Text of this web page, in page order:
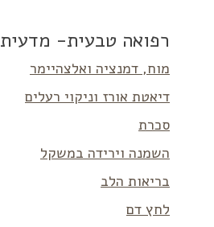
רפואה טבעית- מדעית
מוח, דמנציה ואלצהיימר
דיאטת אורז וניקוי רעלים
סכרת
השמנה וירידה במשקל
בריאות הלב
לחץ דם